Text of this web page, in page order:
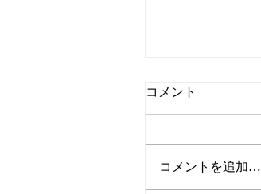
除草作業☀️
コメント
コメントを追加…